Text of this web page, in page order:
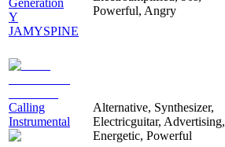
Y
JAMYSPINE
Powerful, Angry
Calling
Instrumental
Alternative, Synthesizer,
Electricguitar, Advertising,
Energetic, Powerful